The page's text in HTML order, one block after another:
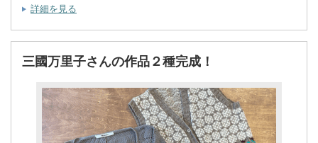
詳細を見る
三國万里子さんの作品２種完成！